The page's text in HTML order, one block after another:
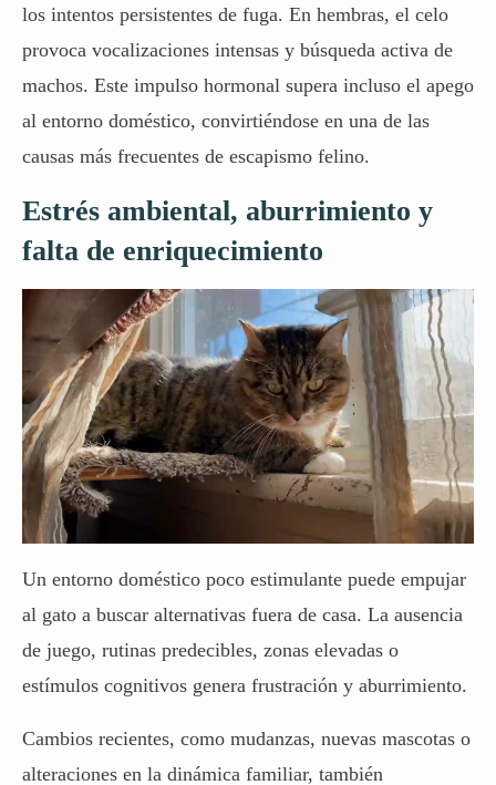
los intentos persistentes de fuga. En hembras, el celo
provoca vocalizaciones intensas y búsqueda activa de
machos. Este impulso hormonal supera incluso el apego
al entorno doméstico, convirtiéndose en una de las
causas más frecuentes de escapismo felino.
Estrés ambiental, aburrimiento y
falta de enriquecimiento
Un entorno doméstico poco estimulante puede empujar
al gato a buscar alternativas fuera de casa. La ausencia
de juego, rutinas predecibles, zonas elevadas o
estímulos cognitivos genera frustración y aburrimiento.
Cambios recientes, como mudanzas, nuevas mascotas o
alteraciones en la dinámica familiar, también